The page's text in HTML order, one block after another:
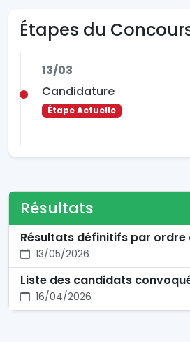
Étapes du
13/03
Candidature
Étape Actuelle
Résultats
Résultats définitifs par ordre
13/05/2026
Liste des candidats
16/04/2026